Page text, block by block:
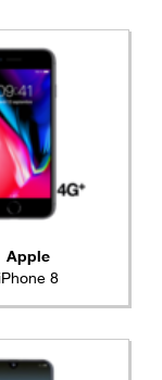
Apple
iPhone 8